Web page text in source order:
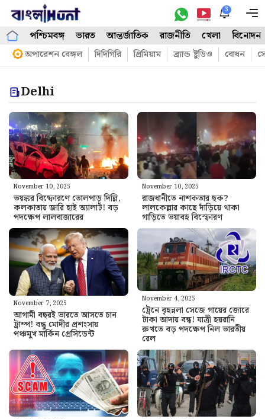
Skip
content
3
পশ্চিমবঙ্গ ভারত আন্তর্জাতিক রাজনীতি খেলা বিনোদন
অপারেশন বেঙ্গল দিদিগিরি প্রিমিয়াম ব্র্যান্ড ষ্টুডিও বোধন
Delhi
November 10, 2025
ভয়ঙ্কর বিষ্ফোরণে তোলপাড় দিল্লি,
কলকাতায় জারি হাই অ্যালার্ট! বড়
পদক্ষেপ লালবাজারের
November 10, 2025
রাজধানীতে নাশকতার ছক?
লালকেল্লার কাছে দাঁড়িয়ে থাকা
গাড়িতে ভয়াবহ বিস্ফোরণ
November 7, 2025
আগামী বছরই ভারতে আসতে চান
ট্রাম্প! বন্ধু মোদীর প্রশংসায়
পঞ্চমুখ মার্কিন প্রেসিডেন্ট
November 4, 2025
ট্রেনে বৃহন্নলা সেজে গায়ের জোরে
টাকা আদায় বন্ধ! যাত্রী হয়রানি
রুখতে বড় পদক্ষেপ নিল ভারতীয়
রেল